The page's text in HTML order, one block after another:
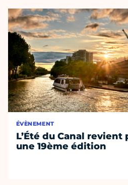
ÉVÈNEMENT
L’Été du Canal revient
une 19ème édition